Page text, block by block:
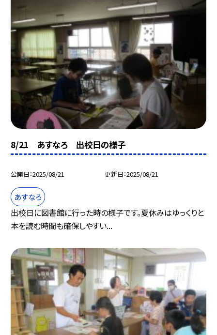
8/21 あすなろ 出校日の様子
公開日 2025/08/21 更新日 2025/08/21
あすなろ
出校日に図書館に行った時の様子です。夏休みはゆっくりと
本を読む時間も確保しやすい...